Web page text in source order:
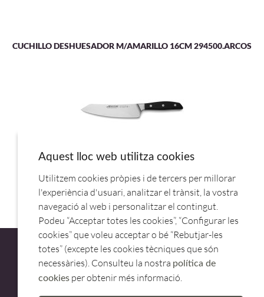
CUCHILLO DESHUESADOR M/AMARILLO 16CM 294500.ARCOS
CUCHILLO SANTOKU 19CM MANHATTAN 1616.ARCOS
Aquest lloc web utilitza cookies
Utilitzem cookies pròpies i de tercers per millorar
l'experiència d'usuari, analitzar el trànsit, la vostra
navegació al web i personalitzar el contingut.
Podeu “Acceptar totes les cookies”, “Configurar les
cookies” que voleu acceptar o bé “Rebutjar-les
totes” (excepte les cookies tècniques que són
necessàries). Consulteu la nostra política de
cookies per obtenir més informació.